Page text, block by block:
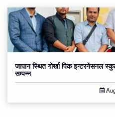
जापान स्थित गोर्खा पिक इन्टरनेसनल
सम्पन्न